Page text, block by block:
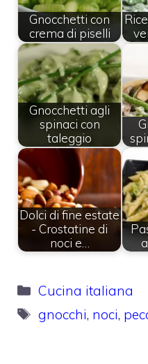
Gnocchetti con
crema di piselli
Gnocchetti agli
spinaci con
taleggio
Dolci di fine estate
- Crostatine di
noci e…
Categorie
Cucina italiana
Tag
gnocchi, noci,